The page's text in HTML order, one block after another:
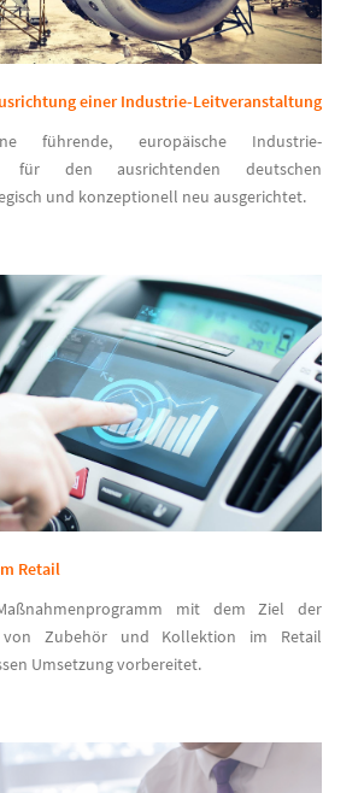
einer Industrie-Leitveranstaltung
führende, europäische Industrie-
für den ausrichtenden deutschen
und konzeptionell neu ausgerichtet.
Retail
mit dem Ziel der
von Zubehör und Kollektion im Retail
Umsetzung vorbereitet.